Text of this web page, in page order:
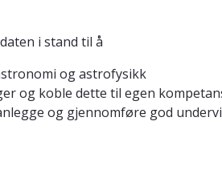
i stand til å
og astrofysikk
og koble dette til egen
og gjennomføre god